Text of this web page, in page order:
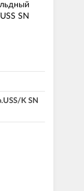
SN
K SN